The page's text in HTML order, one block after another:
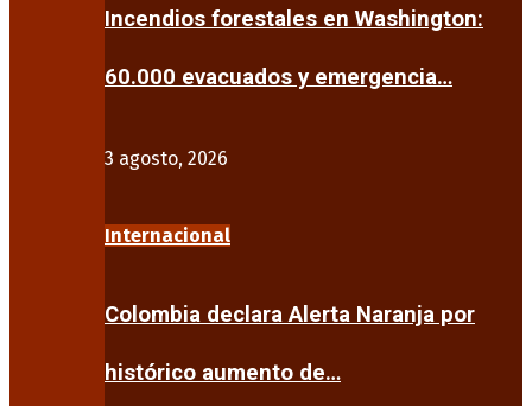
Incendios forestales en Washington:
60.000 evacuados y emergencia…
3 agosto, 2026
Internacional
Colombia declara Alerta Naranja por
histórico aumento de…